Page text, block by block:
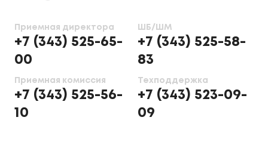
Приемная директора
+7 (343) 525-65-
00
Приемная комиссия
+7 (343) 525-56-
10
ШБ/ШМ
+7 (343) 525-58-
83
Техподдержка
+7 (343) 523-09-
09